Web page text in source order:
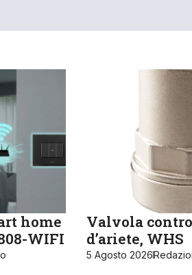
home
WIFI
Valvola
d’ariete, WHS
5 Agosto 2026